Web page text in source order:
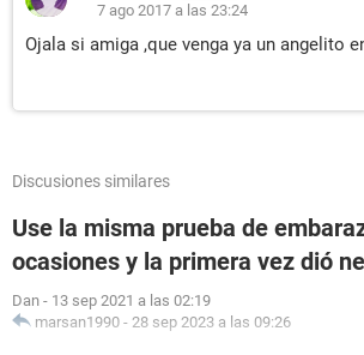
7 ago 2017 a las 23:24
Ojala si amiga ,que venga ya un angelito
Discusiones similares
Use la misma prueba de
ocasiones y la primera vez dió
Dan - 13 sep 2021 a las 02:19
marsan1990 - 28 sep 2023 a las 09:26